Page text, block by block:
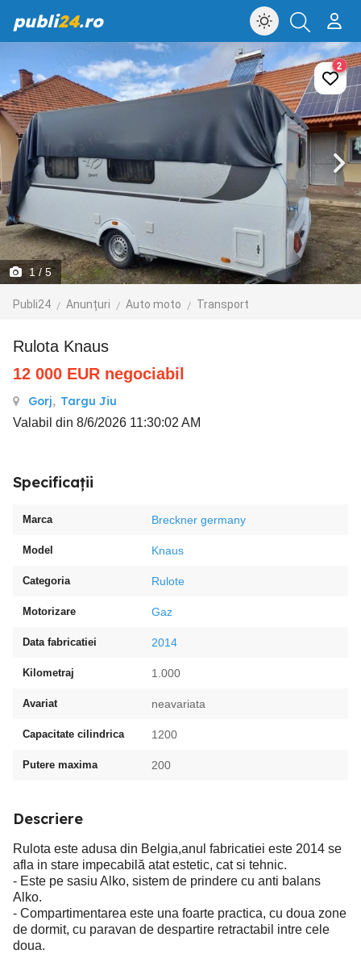
publi24.ro
1/ 5
Publi24 Anunțuri Auto moto Transport
2
Rulota Knaus
12 000 EUR negociabil
Gorj, Targu Jiu
Valabil din 8/6/2026 11:30:02 AM
Specificații
Marca Breckner germany
Model Knaus
Categoria Rulote
Motorizare Gaz
Data fabricatiei 2014
Kilometraj 1.000
Avariat neavariata
Capacitate cilindrica 1200
Putere maxima 200
Descriere
Rulota este adusa din Belgia,anul fabricatiei este 2014 se
afla in stare impecabilă atat estetic, cat si tehnic.
- Este pe sasiu Alko, sistem de prindere cu anti balans
Alko.
- Compartimentarea este una foarte practica, cu doua zone
de dormit, cu paravan de despartire retractabil intre cele
doua.